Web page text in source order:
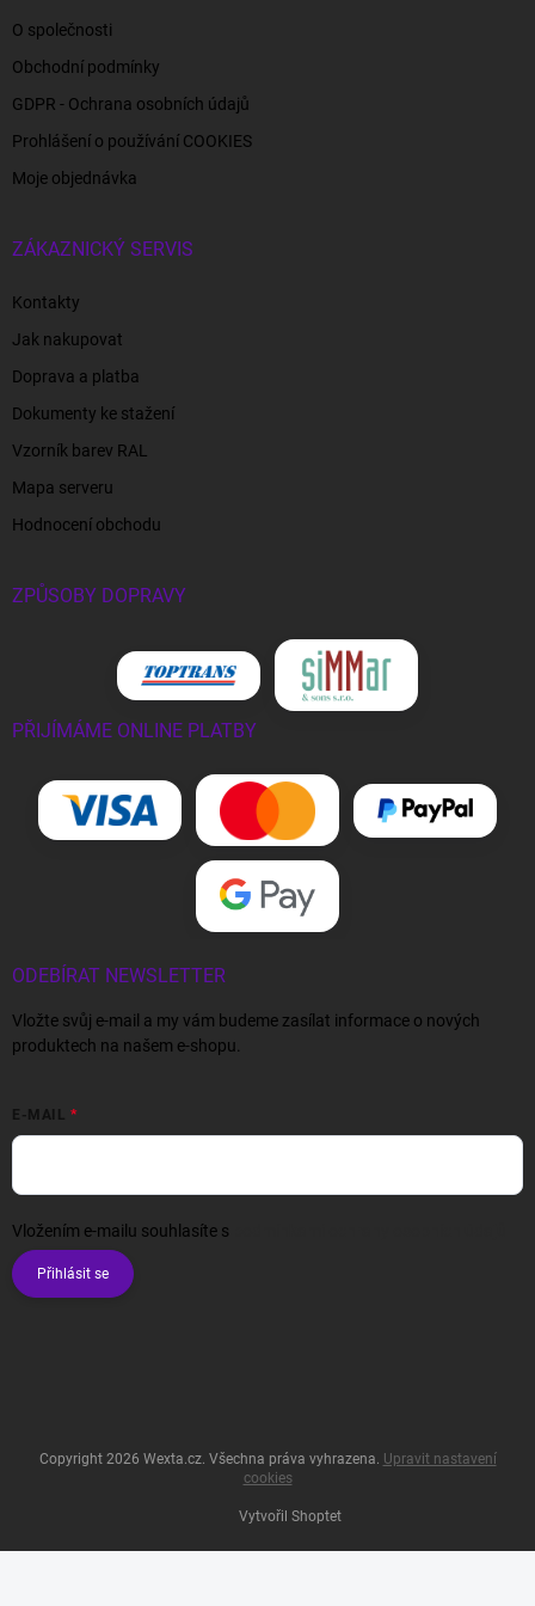
O společnosti
Obchodní podmínky
GDPR - Ochrana osobních údajů
Prohlášení o používání COOKIES
Moje objednávka
ZÁKAZNICKÝ SERVIS
Kontakty
Jak nakupovat
Doprava a platba
Dokumenty ke stažení
Vzorník barev RAL
Mapa serveru
Hodnocení obchodu
ZPŮSOBY DOPRAVY
PŘIJÍMÁME ONLINE PLATBY
ODEBÍRAT NEWSLETTER
Vložte svůj e-mail a my vám budeme zasílat informace o nových
produktech na našem e-shopu.
E-MAIL
Vložením e-mailu souhlasíte s
Přihlásit se
Vytvořil Shoptet
Copyright 2026 Wexta.cz. Všechna práva vyhrazena. Upravit nastavení
cookies